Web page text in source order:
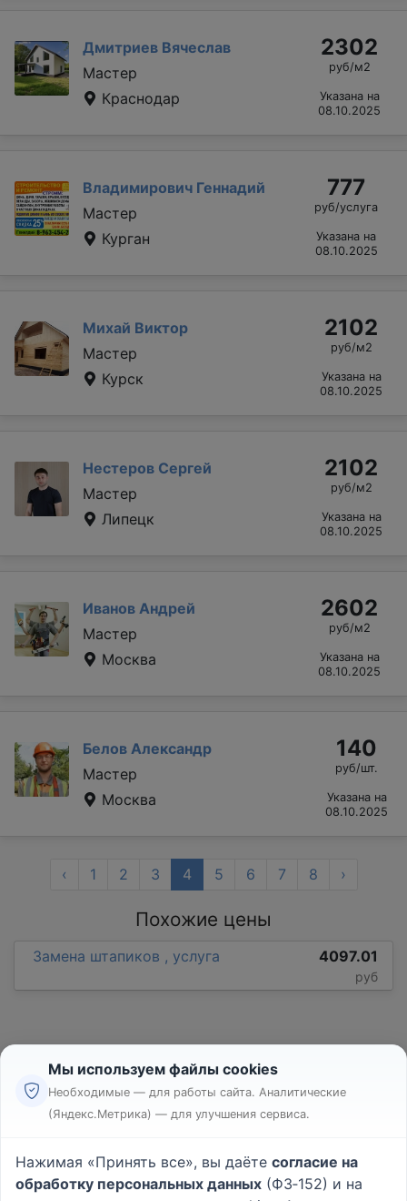
Дмитриев Вячеслав
Мастер
Краснодар
2302
руб/м2
Указана на
08.10.2025
Владимирович Геннадий
Мастер
Курган
777
руб/услуга
Указана на
08.10.2025
Михай Виктор
Мастер
Курск
2102
руб/м2
Указана на
08.10.2025
Нестеров Сергей
Мастер
Липецк
2102
руб/м2
Указана на
08.10.2025
Иванов Андрей
Мастер
Москва
2602
руб/м2
Указана на
08.10.2025
Белов Александр
Мастер
Москва
140
руб/шт.
Указана на
08.10.2025
‹ 1 2 3 4 5 6 7 8 ›
Похожие цены
Замена штапиков , услуга 4097.01
руб
Реклама
Пользовательское соглашение
Политика конфиденциальности
Мы используем файлы cookies
Необходимые — для работы сайта. Аналитические
(Яндекс.Метрика) — для улучшения сервиса.
Нажимая «Принять все», вы даёте согласие на
обработку персональных данных (ФЗ‑152) и на